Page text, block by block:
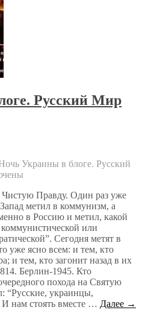
Русский Мир
Украины в блоге. Русский
Правду. Один раз уже
метил в коммунизм, а
в Россию и метил, какой
или
Сегодня метят в
уже ясно всем: и тем, кто
и тем, кто загонит назад в их
Берлин-1945. Кто
похода на Святую
“Русские, украинцы,
И нам стоять вместе … Далее →